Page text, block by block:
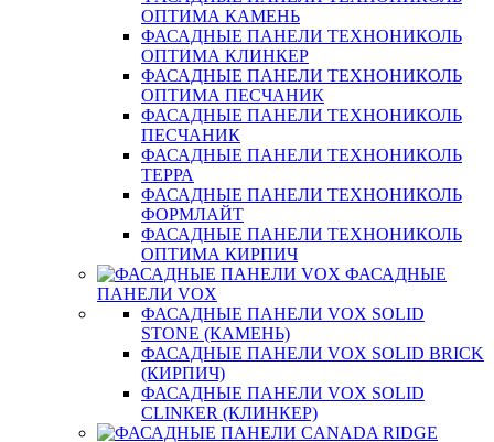
ОПТИМА КАМЕНЬ
ФАСАДНЫЕ ПАНЕЛИ ТЕХНОНИКОЛЬ
ОПТИМА КЛИНКЕР
ФАСАДНЫЕ ПАНЕЛИ ТЕХНОНИКОЛЬ
ОПТИМА ПЕСЧАНИК
ФАСАДНЫЕ ПАНЕЛИ ТЕХНОНИКОЛЬ
ПЕСЧАНИК
ФАСАДНЫЕ ПАНЕЛИ ТЕХНОНИКОЛЬ
ТЕРРА
ФАСАДНЫЕ ПАНЕЛИ ТЕХНОНИКОЛЬ
ФОРМЛАЙТ
ФАСАДНЫЕ ПАНЕЛИ ТЕХНОНИКОЛЬ
ОПТИМА КИРПИЧ
ФАСАДНЫЕ
ПАНЕЛИ VOX
ФАСАДНЫЕ ПАНЕЛИ VOX SOLID
STONE (КАМЕНЬ)
ФАСАДНЫЕ ПАНЕЛИ VOX SOLID BRICK
(КИРПИЧ)
ФАСАДНЫЕ ПАНЕЛИ VOX SOLID
CLINКER (КЛИНКЕР)